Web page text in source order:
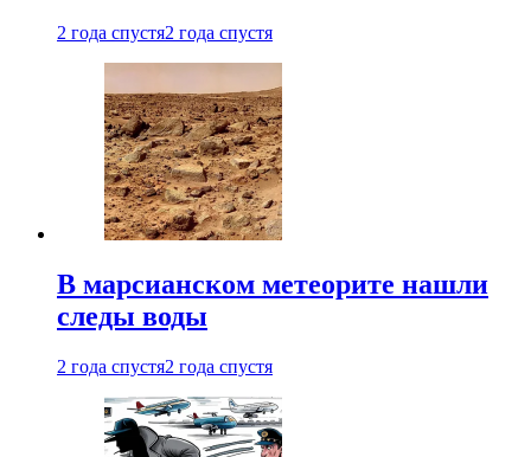
2 года спустя2 года спустя
В марсианском метеорите нашли
следы воды
2 года спустя2 года спустя